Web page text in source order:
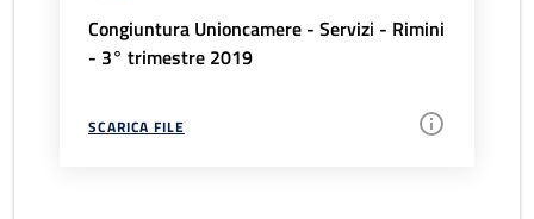
Congiuntura Unioncamere - Servizi - Rimini
- 3° trimestre 2019
SCARICA FILE